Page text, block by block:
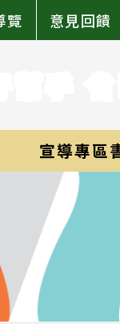
覽 意見回饋
宣導專區